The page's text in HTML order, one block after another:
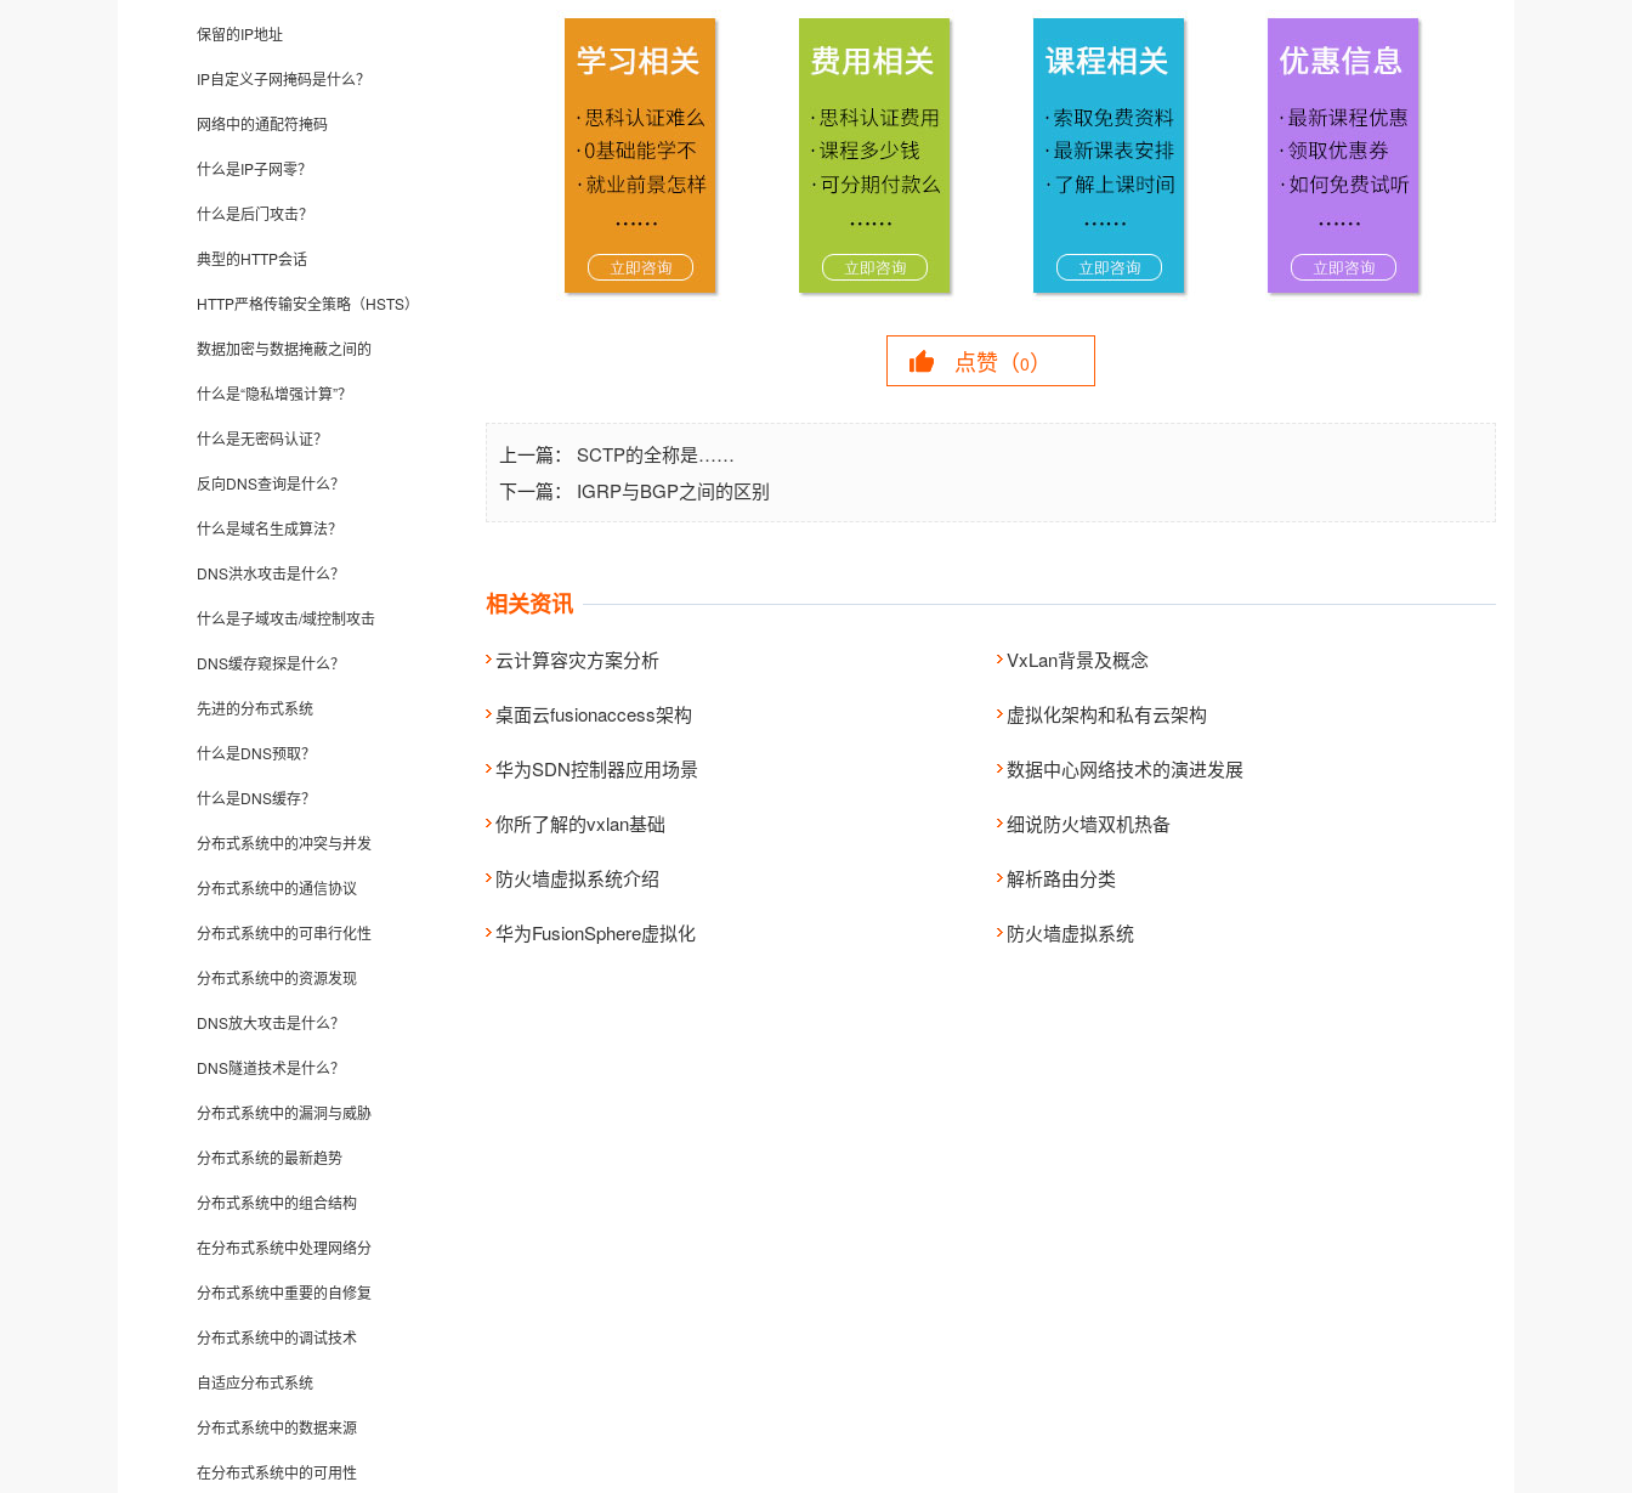
保留的IP地址
IP自定义子网掩码是什么？
网络中的通配符掩码
什么是IP子网零？
什么是后门攻击？
典型的HTTP会话
HTTP严格传输安全策略（HSTS）
数据加密与数据掩蔽之间的
什么是“隐私增强计算”？
什么是无密码认证？
反向DNS查询是什么？
什么是域名生成算法？
DNS洪水攻击是什么？
什么是子域攻击/域控制攻击
DNS缓存窥探是什么？
先进的分布式系统
什么是DNS预取？
什么是DNS缓存？
分布式系统中的冲突与并发
分布式系统中的通信协议
分布式系统中的可串行化性
分布式系统中的资源发现
DNS放大攻击是什么？
DNS隧道技术是什么？
分布式系统中的漏洞与威胁
分布式系统的最新趋势
分布式系统中的组合结构
在分布式系统中处理网络分
分布式系统中重要的自修复
分布式系统中的调试技术
自适应分布式系统
分布式系统中的数据来源
在分布式系统中的可用性
点赞（0）
上一篇： SCTP的全称是……
下一篇： IGRP与BGP之间的区别
相关资讯
云计算容灾方案分析 VxLan背景及概念
桌面云fusionaccess架构 虚拟化架构和私有云架构
华为SDN控制器应用场景 数据中心网络技术的演进发展
你所了解的vxlan基础 细说防火墙双机热备
防火墙虚拟系统介绍 解析路由分类
华为FusionSphere虚拟化 防火墙虚拟系统